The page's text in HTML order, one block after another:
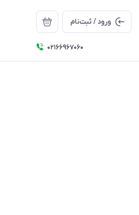
ورود / ثبت‌نام
۰۲۱66967060